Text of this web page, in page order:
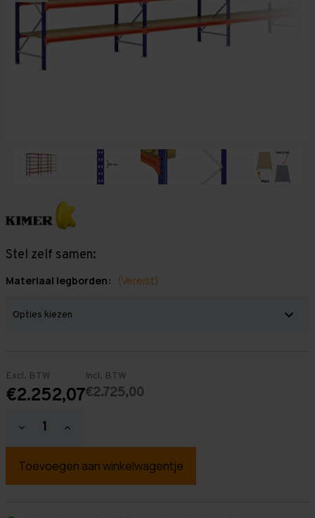
Stel zelf samen:
Materiaal legborden: (Vereist)
Excl. BTW
€2.252,07
Incl. BTW
€2.725,00
Hoeveelheid
verlagen
Grootvakstelling
mm
Hoeveelheid
verhogen
Grootvakstelling
mm